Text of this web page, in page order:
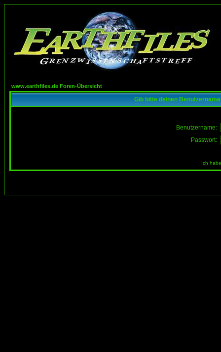
www.earthfiles.de Foren-Übersicht
Gib bitte deinen
Benutzername:
Passwort:
Ich